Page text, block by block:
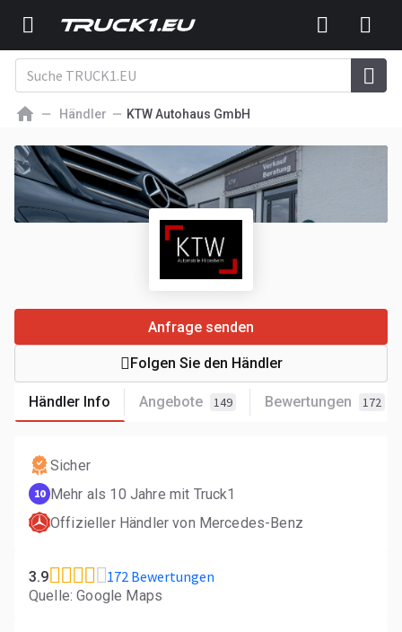
Händler KTW Autohaus GmbH
Händler Info Angebote 149 Bewertungen 172
Anfrage senden
Folgen Sie den Händler
Sicher
10 Mehr als 10 Jahre mit Truck1
Оffizieller Händler von Mercedes-Benz
3.9 172 Bewertungen
Quelle: Google Maps